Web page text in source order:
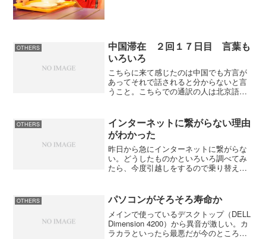
OTHERS
中国滞在 ２回１７日目 言葉も
いろいろ
こちらに来て感じたのは中国でも方言が
あってそれで話されると分からないと言
うこと。こちらでの通訳の人は北京語、
にはどれも同じように聞こえてしまうけ
どいろいろあるんですね。...
OTHERS
インターネットに繋がらない理由
がわかった
昨日から急にインターネットに繋がらな
い。どうしたものかといろいろ調べてみ
たら、今度引越しをするので乗り替えを
続きで翌月接続解除だと思っていたので
すが、プロバイダーのホー...
OTHERS パソコンがそろそろ寿命か
メインで使っているデスクトップ（DELL
Dimension 4200）から異音が激しい。カ
ラカラといったら最悪だが今のところモ